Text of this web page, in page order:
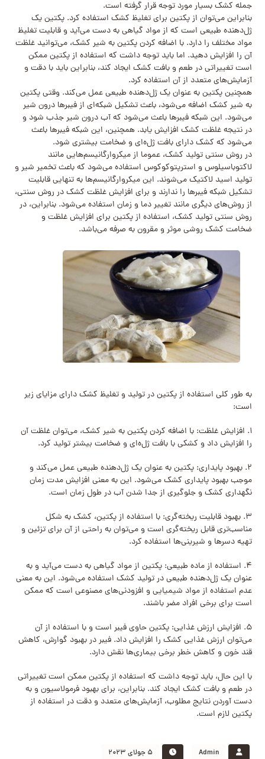
جمله کشک بسیار مورد توجه قرار گرفته است.
بنابراین می‌توان از پکتین برای تغلیظ کشک استفاده کرد. پکتین یک
ژل‌دهنده طبیعی است که از مواد گیاهی به دست می‌آید و قابلیت تغلیظ
مواد مختلف را دارد. با اضافه کردن پکتین به شیر کشک، می‌توانید غلظت
آن را افزایش دهید. اما باید توجه داشت که استفاده از پکتین ممکن
است تغییراتی در طعم و بافت کشک ایجاد کند، بنابراین باید با دقت و
آزمایش‌های متعدد از آن استفاده کرد.
همچنین پکتین به عنوان یک ژل‌دهنده طبیعی عمل می‌کند. وقتی پکتین
به شیر کشک اضافه می‌شود، باعث تشکیل شبکه‌ای از فیبرها درون شیر
می‌شود. این شبکه فیبرها باعث می‌شود که آب درون شیر جذب شود و
در نتیجه غلظت کشک افزایش یابد. همچنین، این شبکه فیبرها باعث
می‌شود که کشک دارای بافت ژل‌ه‌ای و ضخامت بیشتری شود.
در روش سنتی تولید کشک، عموما از میکروارگانیسم‌هایی مانند
لاکتوباسیلوس و استرپتوکوکوس استفاده می‌شود که باعث تخمیر شیر و
تولید اسید لاکتیک می‌شوند. این میکروارگانیسم‌ها به تنهایی قابلیت
تشکیل شبکه فیبرها را ندارند و برای افزایش غلظت کشک در روش سنتی،
از روش‌های دیگری مانند تغییر دما و زمان استفاده می‌شود. بنابراین، در
روش سنتی تولید کشک، استفاده از پکتین برای افزایش غلظت و
ضخامت کشک روشی موثر و مقرون به صرفه می‌باشد.
به طور کلی استفاده از پکتین در تولید و تغلیظ کشک دارای مزایای زیر
است:
۱. افزایش غلظت: با اضافه کردن پکتین به شیر کشک، می‌توان غلظت آن
را افزایش داد و کشکی با بافت ژل‌ه‌ای و ضخامت بیشتر تولید کرد.
۲. بهبود پایداری: پکتین به عنوان یک ژل‌دهنده طبیعی عمل می‌کند و
موجب بهبود پایداری کشک می‌شود. این به معنی افزایش مدت زمان
نگهداری کشک و جلوگیری از جدا شدن آب در طول زمان است.
۳. بهبود قابلیت ریخته‌گری: با استفاده از پکتین، کشک به شکل
مناسب‌تری قابل ریخته‌گری است و می‌توان به راحتی از آن برای تزئین و
تهیه دسرها و شیرینی‌ها استفاده کرد.
۴. استفاده از ماده طبیعی: پکتین از مواد گیاهی به دست می‌آید و به
عنوان یک ژل‌دهنده طبیعی در تولید کشک استفاده می‌شود. این به معنی
عدم استفاده از مواد شیمیایی و افزودنی‌های مصنوعی است که ممکن
است برای برخی افراد مضر باشند.
۵. افزایش ارزش غذایی: پکتین حاوی فیبر است و با استفاده از آن
می‌توان ارزش غذایی کشک را افزایش داد. فیبر در بهبود گوارش، کاهش
قند خون و کاهش خطر برخی بیماری‌ها نقش دارد.
با این حال، باید توجه داشت که استفاده از پکتین ممکن است تغییراتی
در طعم و بافت کشک ایجاد کند. بنابراین، برای بهبود فرمولاسیون و به
دست آوردن نتایج مطلوب، آزمایش‌های متعدد و دقت در استفاده از
پکتین لازم است.
Admin ۵ جولای ۲۰۲۳